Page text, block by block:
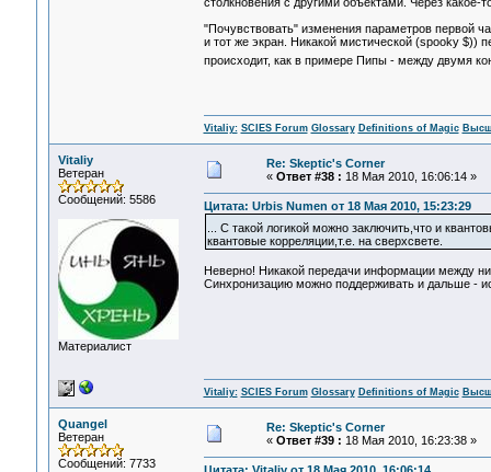
"Почувствовать" изменения параметров первой
и тот же экран. Никакой мистической (spooky $))
происходит, как в примере Пипы - между двумя
Vitaliy: SCIES Forum Glossary Definitions of Magic
Vitaliy
Ветеран
Сообщений: 5586
Материалист
Re: Skeptic's Corner
« Ответ #38 : 18 Мая 2010, 16:06:14 »
Цитата: Urbis Numen от 18 Мая 2010, 15:23:29
... C такой логикой можно заключить,что и
квантовые корреляции,т.е. на сверхсвете.
Неверно! Никакой передачи информации между
Синхронизацию можно поддерживать и дальше -
Vitaliy: SCIES Forum Glossary Definitions of Magic
Quangel
Ветеран
Сообщений: 7733
Re: Skeptic's Corner
« Ответ #39 : 18 Мая 2010, 16:23:38 »